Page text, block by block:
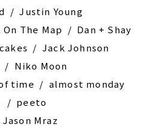
/ Justin Young
The Map / Dan + Shay
/ Jack Johnson
/ Niko Moon
time / almost monday
/ peeto
Mraz